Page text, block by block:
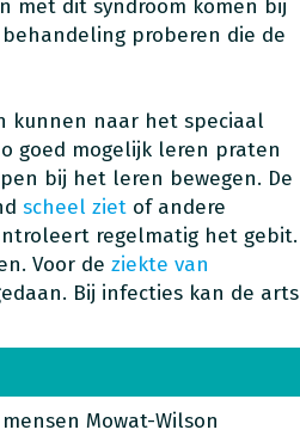
met dit syndroom komen bij
proberen die de
kunnen naar het speciaal
goed mogelijk leren praten
bij het leren bewegen. De
scheel zietof andere
regelmatig het gebit.
Voor de ziekte van
Bij infecties kan de arts
Mowat-Wilson